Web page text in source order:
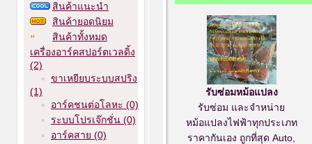
สินค้าแนะนำ
สินค้ายอดนิยม
สินค้าทั้งหมด
เครื่องอาร์คสปอร์ตเวลดิ้ง
(2)
ขาเหยียบระบบสปริง
(1)
อาร์คชนต่อโลหะ (0)
ระบบโปรเจ๊กชั่น (0)
อาร์คสาย (0)
รับซ่อมหม้อแปลง
รับซ่อม และจำหน่าย
หม้อแปลงไฟฟ้าทุกประเภท
ราคากันเอง ถูกที่สุด Auto,